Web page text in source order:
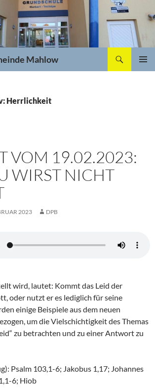
Mahlow
Herrlichkeit
VOM 19.02.2023:
WIRST NICHT
2023 DPB
wird, lautet: Kommt das Leid der
oder nutzt er es lediglich für seine
einige Beispiele aus dem neuen
um die Vielschichtigkeit des Themas
zu betrachten und zu einer Antwort zu
Psalm 103,1-6; Jakobus 1,17; Johannes
6; Hiob